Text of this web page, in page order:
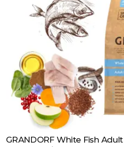
Zobacz produkt
GRANDORF White Fish